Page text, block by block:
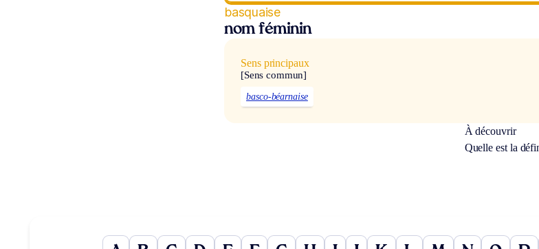
basquaise
nom féminin
Sens principaux
[Sens commun]
basco-béarnaise
À découvrir
Quelle est la